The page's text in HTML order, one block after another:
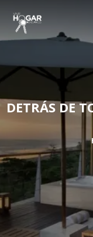
DETRÁS DE